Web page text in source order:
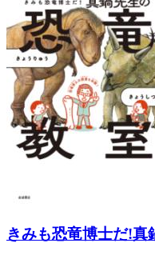
きみも恐竜博士だ!真